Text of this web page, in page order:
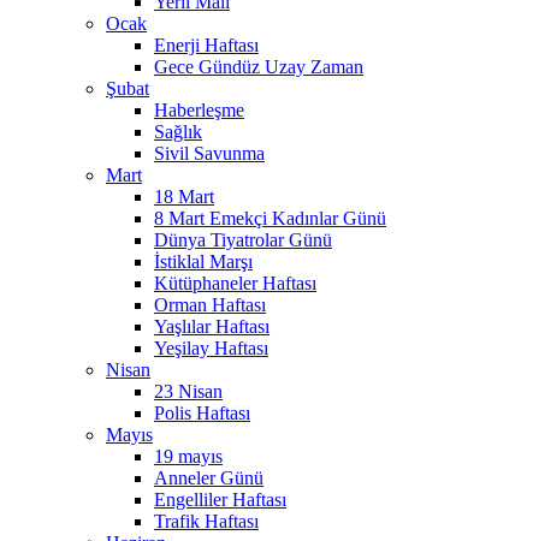
Ocak
Enerji Haftası
Gece Gündüz Uzay Zaman
Şubat
Haberleşme
Sağlık
Sivil Savunma
Mart
18 Mart
8 Mart Emekçi Kadınlar Günü
Dünya Tiyatrolar Günü
İstiklal Marşı
Kütüphaneler Haftası
Orman Haftası
Yaşlılar Haftası
Yeşilay Haftası
Nisan
23 Nisan
Polis Haftası
Mayıs
19 mayıs
Anneler Günü
Engelliler Haftası
Trafik Haftası